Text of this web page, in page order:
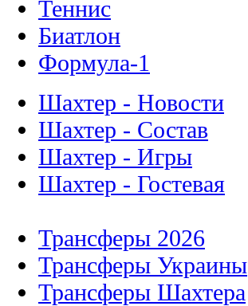
Теннис
Биатлон
Формула-1
Шахтер - Новости
Шахтер - Состав
Шахтер - Игры
Шахтер - Гостевая
Трансферы 2026
Трансферы Украины
Трансферы Шахтера